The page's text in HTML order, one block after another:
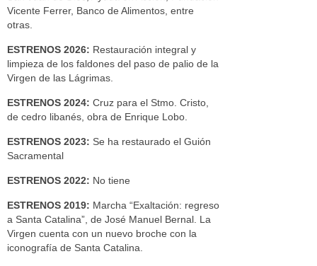
Vicente Ferrer, Banco de Alimentos, entre
otras.
ESTRENOS 2026: Restauración integral y
limpieza de los faldones del paso de palio de la
Virgen de las Lágrimas.
ESTRENOS 2024: Cruz para el Stmo. Cristo,
de cedro libanés, obra de Enrique Lobo.
ESTRENOS 2023: Se ha restaurado el Guión
Sacramental
ESTRENOS 2022: No tiene
ESTRENOS 2019: Marcha “Exaltación: regreso
a Santa Catalina”, de José Manuel Bernal. La
Virgen cuenta con un nuevo broche con la
iconografía de Santa Catalina.